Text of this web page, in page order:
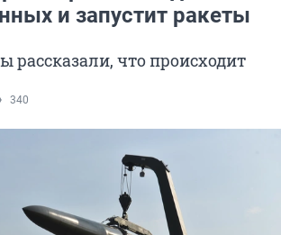
и запустит ракеты
рассказали, что происходит
340